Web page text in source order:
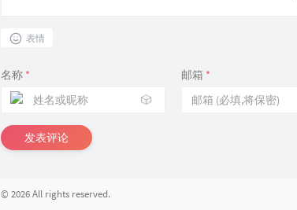
表情
名称 *
🎲
邮箱 *
发表评论
© 2026 All rights reserved.